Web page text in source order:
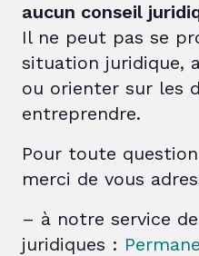
aucun conseil
Il ne peut pas se
situation juridique,
ou orienter sur les
entreprendre.
Pour toute
merci de vous
– à notre service
juridiques :